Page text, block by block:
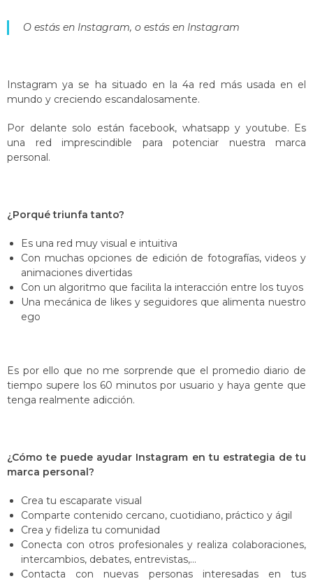
O estás en Instagram, o estás en Instagram
Instagram ya se ha situado en la 4a red más usada en el
mundo y creciendo escandalosamente.
Por delante solo están facebook, whatsapp y youtube. Es
una red imprescindible para potenciar nuestra marca
personal.
¿Porqué triunfa tanto?
Es una red muy visual e intuitiva
Con muchas opciones de edición de fotografías, videos y
animaciones divertidas
Con un algoritmo que facilita la interacción entre los tuyos
Una mecánica de likes y seguidores que alimenta nuestro
ego
Es por ello que no me sorprende que el promedio diario de
tiempo supere los 60 minutos por usuario y haya gente que
tenga realmente adicción.
¿Cómo te puede ayudar Instagram en tu estrategia de tu
marca personal?
Crea tu escaparate visual
Comparte contenido cercano, cuotidiano, práctico y ágil
Crea y fideliza tu comunidad
Conecta con otros profesionales y realiza colaboraciones,
intercambios, debates, entrevistas,…
Contacta con nuevas personas interesadas en tus